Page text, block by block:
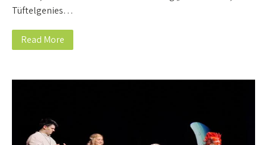
Tüftelgenies…
Read More